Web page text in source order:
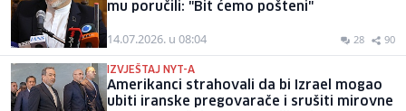
mu poručili: "Bit ćemo pošteni"
14.07.2026. u 08:04 28 90
IZVJEŠTAJ NYT-A
Amerikanci strahovali da bi Izrael mogao
ubiti iranske pregovarače i srušiti mirovne